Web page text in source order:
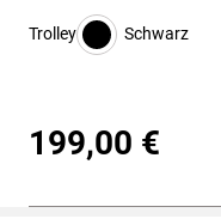
Trolley Schwarz
199,00 €